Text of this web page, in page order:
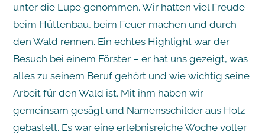
unter die Lupe genommen. Wir hatten viel Freude
beim Hüttenbau, beim Feuer machen und durch
den Wald rennen. Ein echtes Highlight war der
Besuch bei einem Förster – er hat uns gezeigt, was
alles zu seinem Beruf gehört und wie wichtig seine
Arbeit für den Wald ist. Mit ihm haben wir
gemeinsam gesägt und Namensschilder aus Holz
gebastelt. Es war eine erlebnisreiche Woche voller